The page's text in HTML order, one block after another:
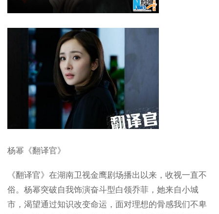
杨幂《翻译官》
《翻译官》在湖南卫视金鹰剧场播出以来，收视一直不
俗。杨幂突破自我饰演奋斗型白领乔菲，她来自小城
市，渴望通过知识改变命运，面对理想的骨感我们不卑